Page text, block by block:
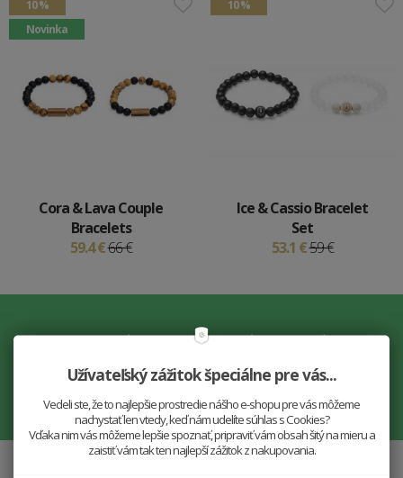
10 %
Novinka
Cora & Lava Couple
Bracelets
59.4 €66 €
10 %
Ice & Cassio Bracelet
Set
53.1 €59 €
Nenechajte si ujsť novinky!
Užívateľský zážitok špeciálne pre vás...
Vedeli ste, že to najlepšie prostredie nášho e-shopu pre vás môžeme
nachystať len vtedy, keď nám udelíte súhlas s Cookies?
Vďaka nim vás môžeme lepšie spoznať, pripraviť vám obsah šitý na mieru a
zaistiť vám tak ten najlepší zážitok z nakupovania.